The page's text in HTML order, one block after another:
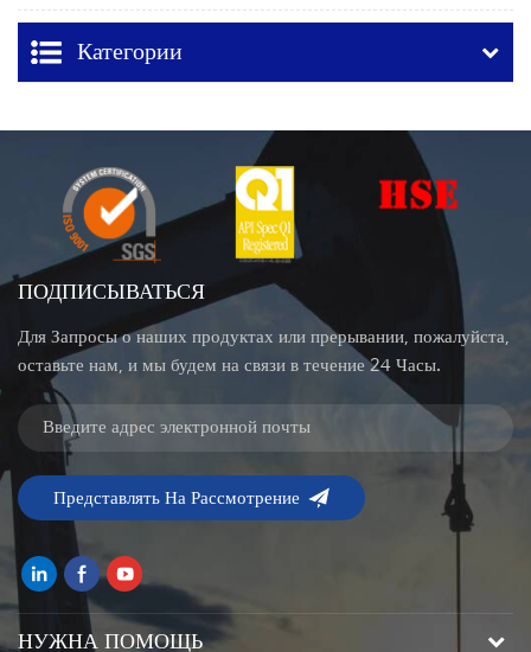
гидроразрыва пласта
Категории
ПОДПИСЫВАТЬСЯ
Для Запросы о наших продуктах или прерывании, пожалуйста,
оставьте нам, и мы будем на связи в течение 24 Часы.
НУЖНА ПОМОЩЬ